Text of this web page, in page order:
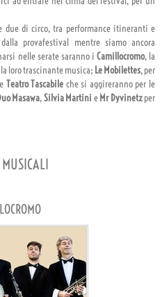
due di circo, tra performance itineranti e
provafestival mentre siamo ancora
nelle serate saranno i Camillocromo, la
loro trascinante musica; Le Mobilettes, per
Teatro Tascabile che si aggireranno per le
Masawa,Silvia Martinie Mr Dyvinetzper